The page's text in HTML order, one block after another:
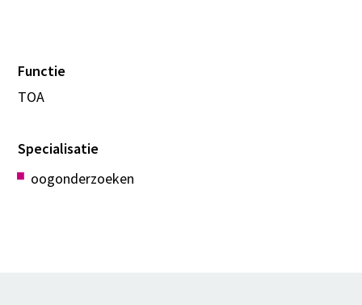
Functie
TOA
Specialisatie
oogonderzoeken